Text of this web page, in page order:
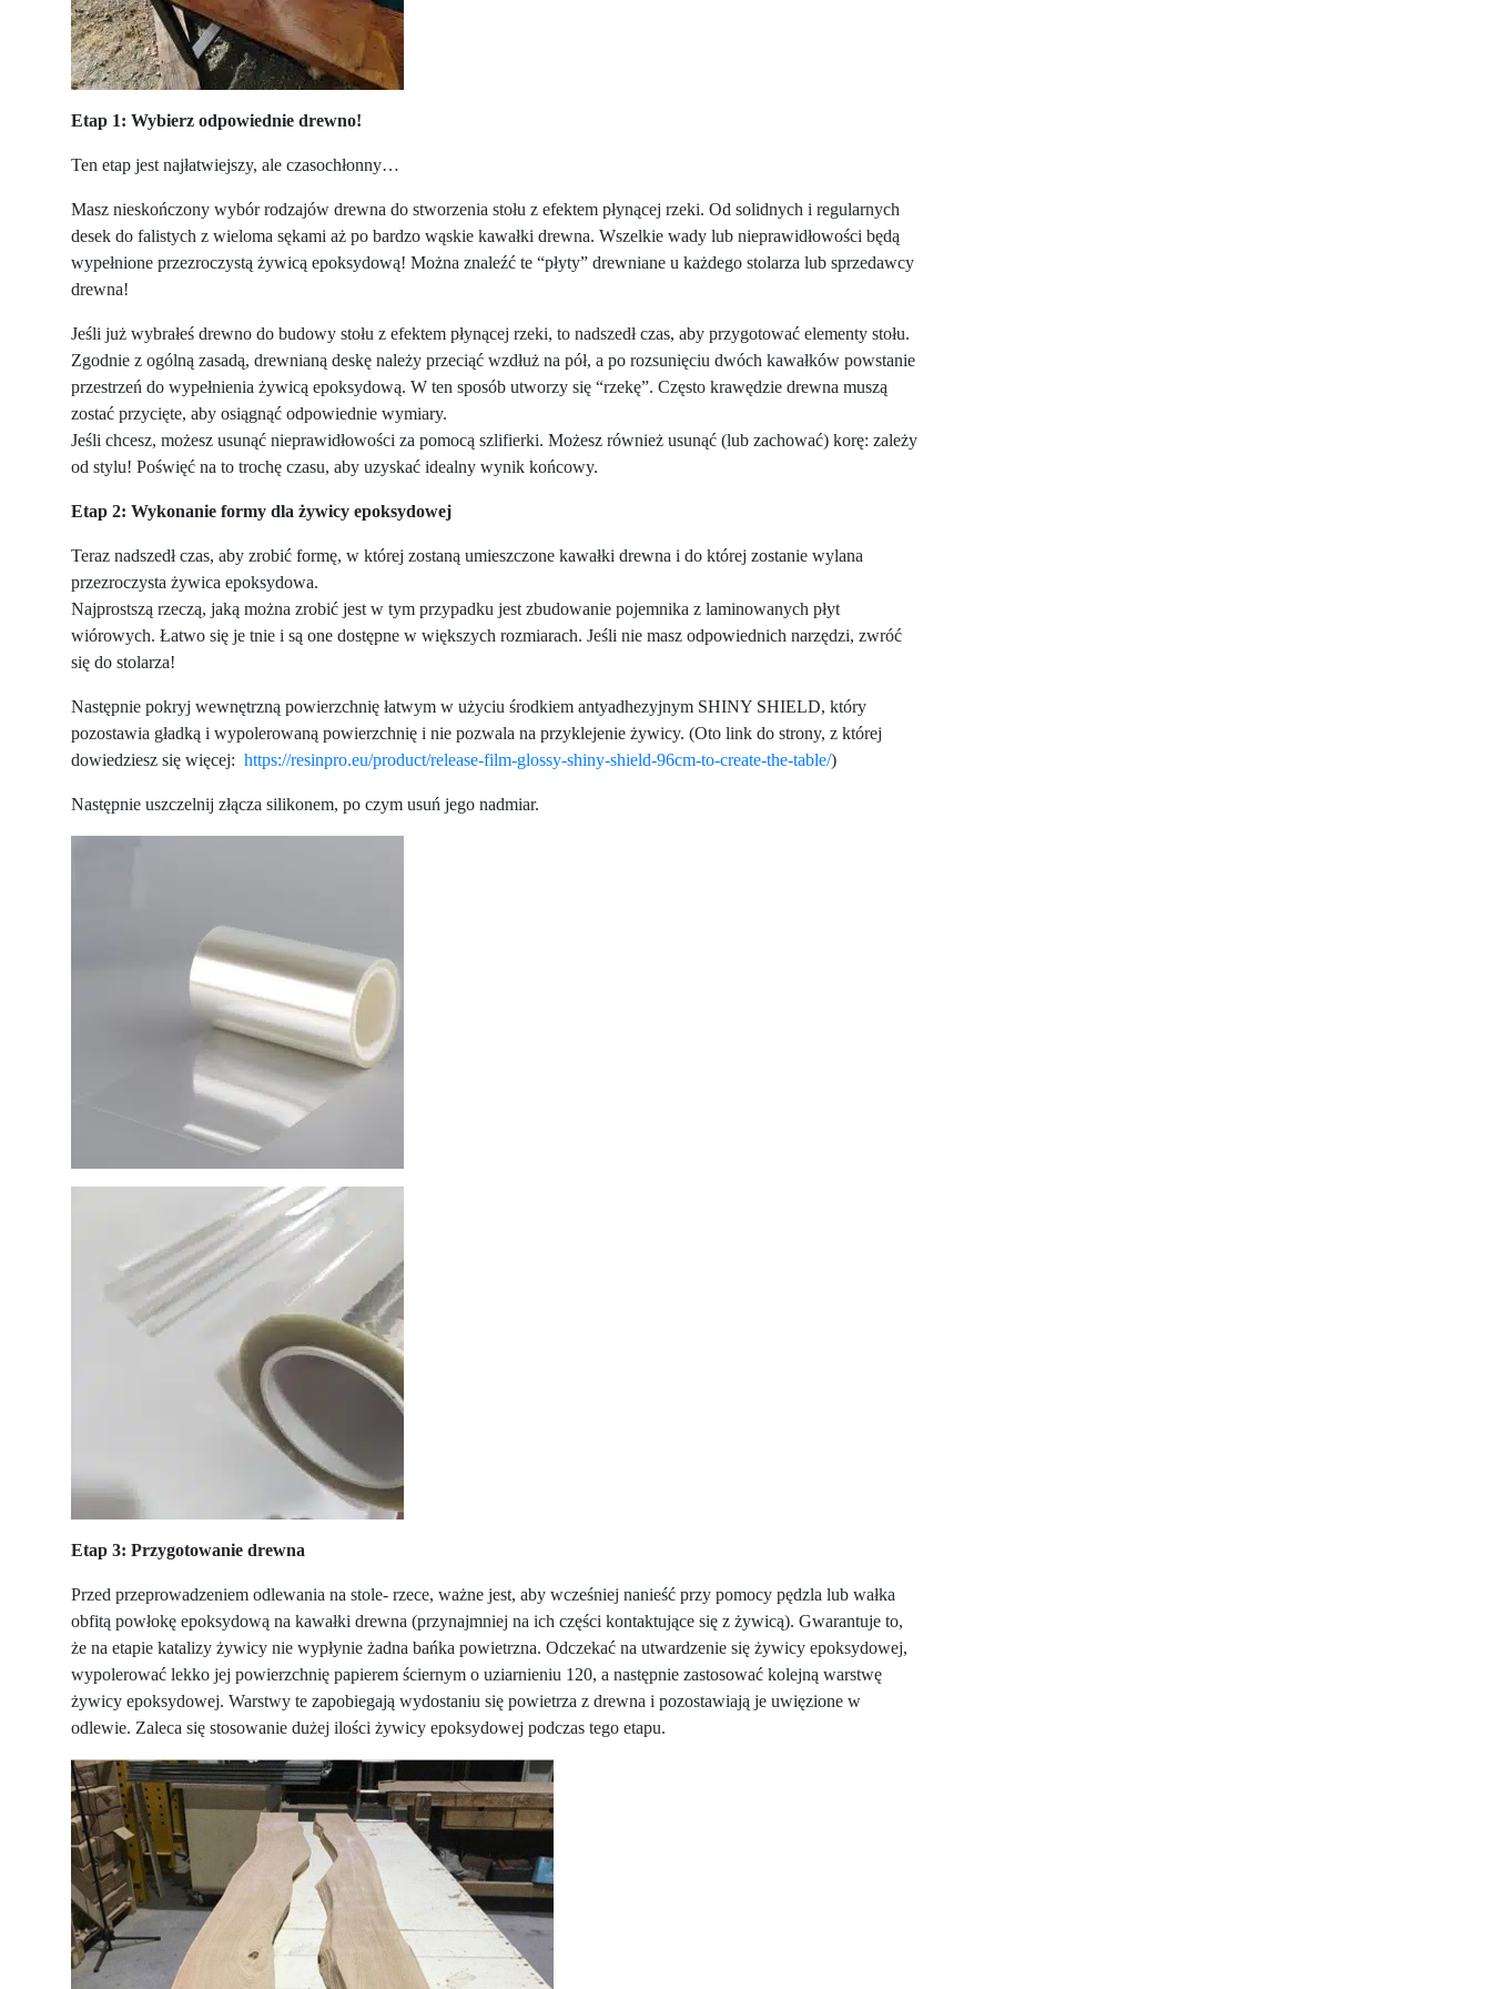
Etap 1: Wybierz odpowiednie drewno!
Ten etap jest najłatwiejszy, ale czasochłonny…
Masz nieskończony wybór rodzajów drewna do stworzenia stołu z efektem płynącej rzeki. Od solidnych i regularnych
desek do falistych z wieloma sękami aż po bardzo wąskie kawałki drewna. Wszelkie wady lub nieprawidłowości będą
wypełnione przezroczystą żywicą epoksydową! Można znaleźć te “płyty” drewniane u każdego stolarza lub sprzedawcy
drewna!
Jeśli już wybrałeś drewno do budowy stołu z efektem płynącej rzeki, to nadszedł czas, aby przygotować elementy stołu.
Zgodnie z ogólną zasadą, drewnianą deskę należy przeciąć wzdłuż na pół, a po rozsunięciu dwóch kawałków powstanie
przestrzeń do wypełnienia żywicą epoksydową. W ten sposób utworzy się “rzekę”. Często krawędzie drewna muszą
zostać przycięte, aby osiągnąć odpowiednie wymiary.
Jeśli chcesz, możesz usunąć nieprawidłowości za pomocą szlifierki. Możesz również usunąć (lub zachować) korę: zależy
od stylu! Poświęć na to trochę czasu, aby uzyskać idealny wynik końcowy.
Etap 2: Wykonanie formy dla żywicy epoksydowej
Teraz nadszedł czas, aby zrobić formę, w której zostaną umieszczone kawałki drewna i do której zostanie wylana
przezroczysta żywica epoksydowa.
Najprostszą rzeczą, jaką można zrobić jest w tym przypadku jest zbudowanie pojemnika z laminowanych płyt
wiórowych. Łatwo się je tnie i są one dostępne w większych rozmiarach. Jeśli nie masz odpowiednich narzędzi, zwróć
się do stolarza!
Następnie pokryj wewnętrzną powierzchnię łatwym w użyciu środkiem antyadhezyjnym SHINY SHIELD, który
pozostawia gładką i wypolerowaną powierzchnię i nie pozwala na przyklejenie żywicy. (Oto link do strony, z której
dowiedziesz się więcej: https://resinpro.eu/product/release-film-glossy-shiny-shield-96cm-to-create-the-table/)
Następnie uszczelnij złącza silikonem, po czym usuń jego nadmiar.
Etap 3: Przygotowanie drewna
Przed przeprowadzeniem odlewania na stole- rzece, ważne jest, aby wcześniej nanieść przy pomocy pędzla lub wałka
obfitą powłokę epoksydową na kawałki drewna (przynajmniej na ich części kontaktujące się z żywicą). Gwarantuje to,
że na etapie katalizy żywicy nie wypłynie żadna bańka powietrzna. Odczekać na utwardzenie się żywicy epoksydowej,
wypolerować lekko jej powierzchnię papierem ściernym o uziarnieniu 120, a następnie zastosować kolejną warstwę
żywicy epoksydowej. Warstwy te zapobiegają wydostaniu się powietrza z drewna i pozostawiają je uwięzione w
odlewie. Zaleca się stosowanie dużej ilości żywicy epoksydowej podczas tego etapu.